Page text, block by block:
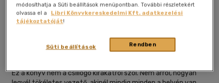
Beleolvasok Kívánságlistához adom Megosztom
Rózsa Judit E.v.|2025|magyar nyelvű
Ez a könyv nem a csillogó kirakatról szól. Nem arról, hogyan
módosíthatja a Süti beállítások menüpontban. További részletekért
olvassa el a
Libri Könyvkereskedelmi Kft. adatkezelési
tájékoztatóját!
Rendben
Süti beállítások